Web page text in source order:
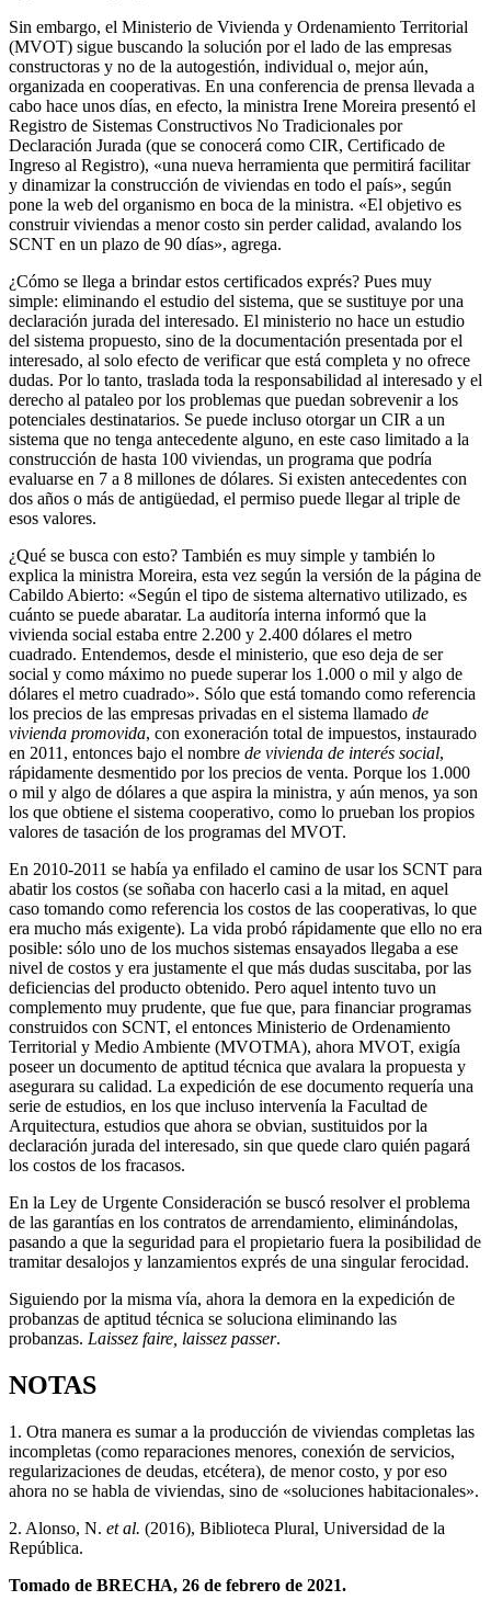
Sin embargo, el Ministerio de Vivienda y Ordenamiento Territorial
(MVOT) sigue buscando la solución por el lado de las empresas
constructoras y no de la autogestión, individual o, mejor aún,
organizada en cooperativas. En una conferencia de prensa llevada a
cabo hace unos días, en efecto, la ministra Irene Moreira presentó el
Registro de Sistemas Constructivos No Tradicionales por
Declaración Jurada (que se conocerá como CIR, Certificado de
Ingreso al Registro), «una nueva herramienta que permitirá facilitar
y dinamizar la construcción de viviendas en todo el país», según
pone la web del organismo en boca de la ministra. «El objetivo es
construir viviendas a menor costo sin perder calidad, avalando los
SCNT en un plazo de 90 días», agrega.
¿Cómo se llega a brindar estos certificados exprés? Pues muy
simple: eliminando el estudio del sistema, que se sustituye por una
declaración jurada del interesado. El ministerio no hace un estudio
del sistema propuesto, sino de la documentación presentada por el
interesado, al solo efecto de verificar que está completa y no ofrece
dudas. Por lo tanto, traslada toda la responsabilidad al interesado y el
derecho al pataleo por los problemas que puedan sobrevenir a los
potenciales destinatarios. Se puede incluso otorgar un CIR a un
sistema que no tenga antecedente alguno, en este caso limitado a la
construcción de hasta 100 viviendas, un programa que podría
evaluarse en 7 a 8 millones de dólares. Si existen antecedentes con
dos años o más de antigüedad, el permiso puede llegar al triple de
esos valores.
¿Qué se busca con esto? También es muy simple y también lo
explica la ministra Moreira, esta vez según la versión de la página de
Cabildo Abierto: «Según el tipo de sistema alternativo utilizado, es
cuánto se puede abaratar. La auditoría interna informó que la
vivienda social estaba entre 2.200 y 2.400 dólares el metro
cuadrado. Entendemos, desde el ministerio, que eso deja de ser
social y como máximo no puede superar los 1.000 o mil y algo de
dólares el metro cuadrado». Sólo que está tomando como referencia
los precios de las empresas privadas en el sistema llamado de
vivienda promovida, con exoneración total de impuestos, instaurado
en 2011, entonces bajo el nombre de vivienda de interés social,
rápidamente desmentido por los precios de venta. Porque los 1.000
o mil y algo de dólares a que aspira la ministra, y aún menos, ya son
los que obtiene el sistema cooperativo, como lo prueban los propios
valores de tasación de los programas del MVOT.
En 2010-2011 se había ya enfilado el camino de usar los SCNT para
abatir los costos (se soñaba con hacerlo casi a la mitad, en aquel
caso tomando como referencia los costos de las cooperativas, lo que
era mucho más exigente). La vida probó rápidamente que ello no era
posible: sólo uno de los muchos sistemas ensayados llegaba a ese
nivel de costos y era justamente el que más dudas suscitaba, por las
deficiencias del producto obtenido. Pero aquel intento tuvo un
complemento muy prudente, que fue que, para financiar programas
construidos con SCNT, el entonces Ministerio de Ordenamiento
Territorial y Medio Ambiente (MVOTMA), ahora MVOT, exigía
poseer un documento de aptitud técnica que avalara la propuesta y
asegurara su calidad. La expedición de ese documento requería una
serie de estudios, en los que incluso intervenía la Facultad de
Arquitectura, estudios que ahora se obvian, sustituidos por la
declaración jurada del interesado, sin que quede claro quién pagará
los costos de los fracasos.
En la Ley de Urgente Consideración se buscó resolver el problema
de las garantías en los contratos de arrendamiento, eliminándolas,
pasando a que la seguridad para el propietario fuera la posibilidad de
tramitar desalojos y lanzamientos exprés de una singular ferocidad.
Siguiendo por la misma vía, ahora la demora en la expedición de
probanzas de aptitud técnica se soluciona eliminando las
probanzas. Laissez faire, laissez passer.
NOTAS
1. Otra manera es sumar a la producción de viviendas completas las
incompletas (como reparaciones menores, conexión de servicios,
regularizaciones de deudas, etcétera), de menor costo, y por eso
ahora no se habla de viviendas, sino de «soluciones habitacionales».
2. Alonso, N. et al. (2016), Biblioteca Plural, Universidad de la
República.
Tomado de BRECHA, 26 de febrero de 2021.